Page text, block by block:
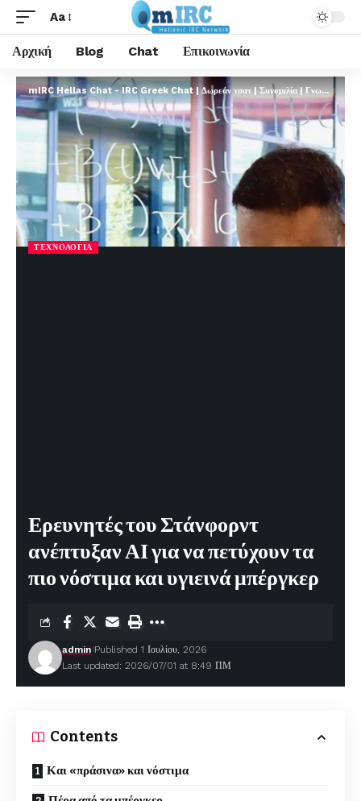
Aa
Αρχική Blog Chat Επικοινωνία
mIRC Hellas Chat - IRC Greek Chat | Δωρεάν τσατ | Συνομιλία | Γνωριμίες | FREE
ΤΕΧΝΟΛΟΓΊΑ
Ερευνητές του Στάνφορντ
ανέπτυξαν ΑΙ για να πετύχουν τα
πιο νόστιμα και υγιεινά μπέργκερ
Last updated: 2026/07/01 at 8:49 ΠΜ
admin Published 1 Ιουλίου, 2026
Contents
Και «πράσινα» και νόστιμα